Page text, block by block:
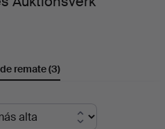
remate(3)